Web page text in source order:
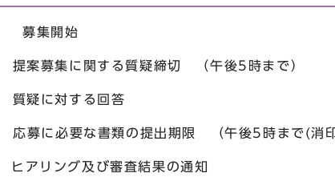
募集開始
集に関する質疑締切 （午後5時まで）
に対する回答
要な書類の提出期限 （午後5時まで(消印
ング及び審査結果の通知